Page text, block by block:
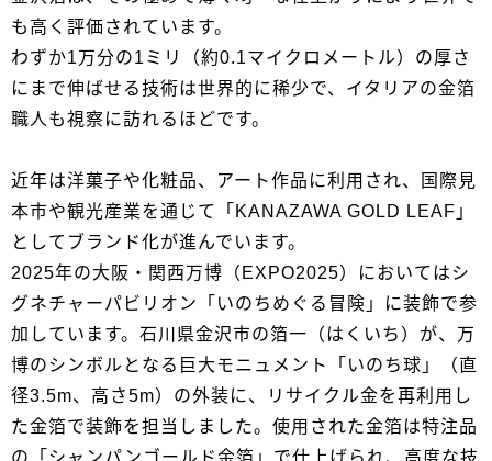
も高く評価されています。
わずか1万分の1ミリ（約0.1マイクロメートル）の厚さ
にまで伸ばせる技術は世界的に稀少で、イタリアの金箔
職人も視察に訪れるほどです。
近年は洋菓子や化粧品、アート作品に利用され、国際見
本市や観光産業を通じて「KANAZAWA GOLD LEAF」
としてブランド化が進んでいます。
2025年の大阪・関西万博（EXPO2025）においてはシ
グネチャーパビリオン「いのちめぐる冒険」に装飾で参
加しています。石川県金沢市の箔一（はくいち）が、万
博のシンボルとなる巨大モニュメント「いのち球」（直
径3.5m、高さ5m）の外装に、リサイクル金を再利用し
た金箔で装飾を担当しました。使用された金箔は特注品
の「シャンパンゴールド金箔」で仕上げられ、高度な技